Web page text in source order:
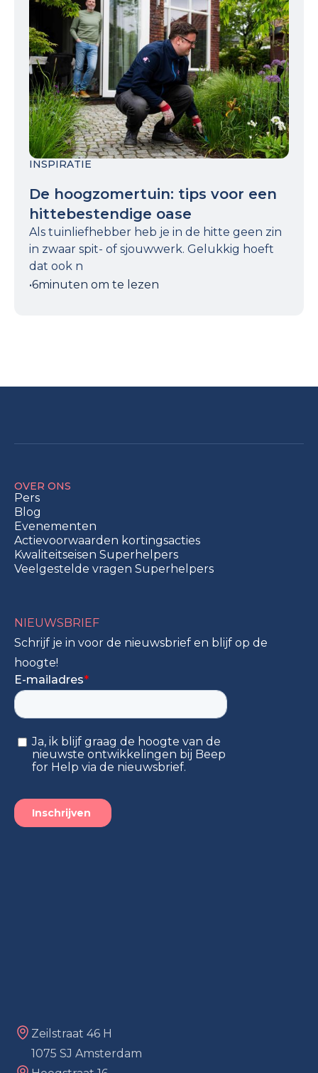
INSPIRATIE
De hoogzomertuin: tips voor een
hittebestendige oase
Als tuinliefhebber heb je in de hitte geen zin
in zwaar spit- of sjouwwerk. Gelukkig hoeft
dat ook n
•6minuten om te lezen
OVER ONS
Pers
Blog
Evenementen
Actievoorwaarden kortingsacties
Kwaliteitseisen Superhelpers
Veelgestelde vragen Superhelpers
Zeilstraat 46 H
1075 SJ Amsterdam
NIEUWSBRIEF
Schrijf je in voor de nieuwsbrief en blijf op de
hoogte!